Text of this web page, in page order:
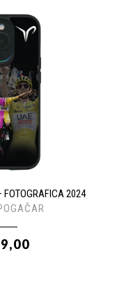
FOTOGRAFICA 2024